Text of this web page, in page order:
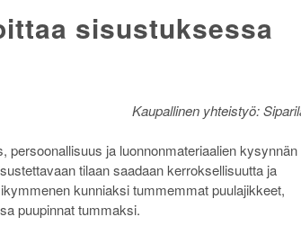
sisustuksessa
Kaupallinen yhteistyö:
ja luonnonmateriaalien kysynnän
tilaan saadaan kerroksellisuutta ja
kunniaksi tummemmat puulajikkeet,
puupinnat tummaksi.